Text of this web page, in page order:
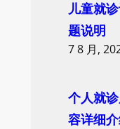
儿童就
题说明
7 8 月,
个人就
容详细